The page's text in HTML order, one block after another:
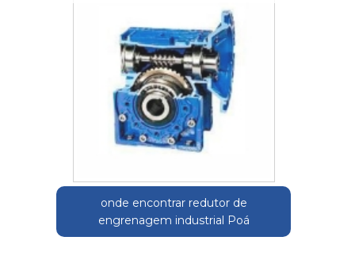
onde encontrar redutor de
engrenagem industrial Poá